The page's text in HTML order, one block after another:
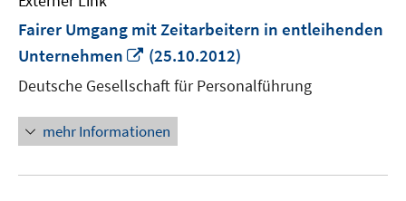
Fairer Umgang mit Zeitarbeitern in entleihenden
Unternehmen
In
neuem
Fenster
öffnen
(25.10.2012)
Deutsche Gesellschaft für Personalführung
mehr Informationen